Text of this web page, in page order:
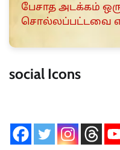
பேசாத அடக்கம்
சொல்லப்பட்டவை
social Icons